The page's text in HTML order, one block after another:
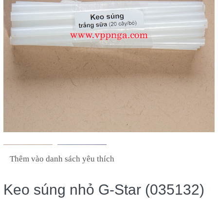
Thêm vào danh sách yêu thích
Keo súng nhỏ G-Star (035132)